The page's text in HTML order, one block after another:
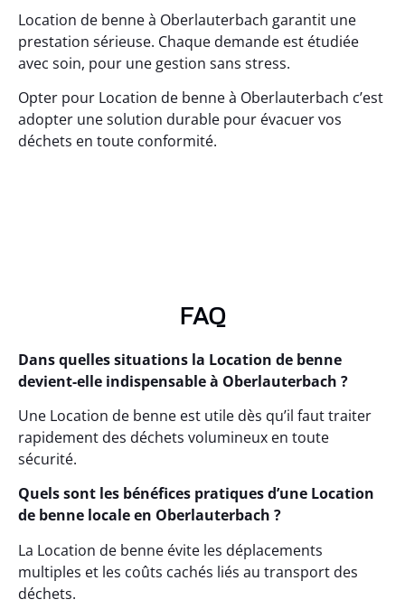
Location de benne à Oberlauterbach garantit une
prestation sérieuse. Chaque demande est étudiée
avec soin, pour une gestion sans stress.
Opter pour Location de benne à Oberlauterbach c’est
adopter une solution durable pour évacuer vos
déchets en toute conformité.
FAQ
Dans quelles situations la Location de benne
devient-elle indispensable à Oberlauterbach ?
Une Location de benne est utile dès qu’il faut traiter
rapidement des déchets volumineux en toute
sécurité.
Quels sont les bénéfices pratiques d’une Location
de benne locale en Oberlauterbach ?
La Location de benne évite les déplacements
multiples et les coûts cachés liés au transport des
déchets.